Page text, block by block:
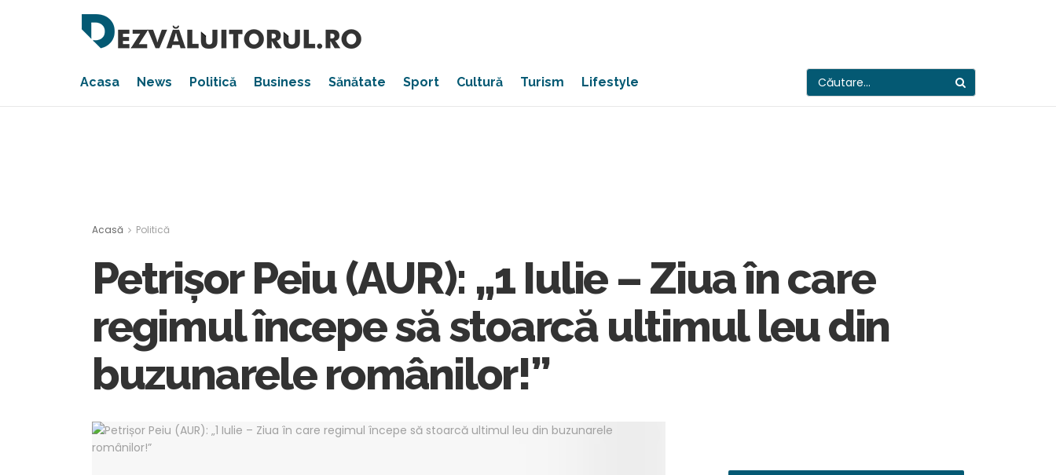
Acasa News Politică Business Sănătate Sport Cultură Turism Lifestyle
Acasă Politică
Petrișor Peiu (AUR): „1 Iulie – Ziua în care
regimul începe să stoarcă ultimul leu din
buzunarele românilor!”